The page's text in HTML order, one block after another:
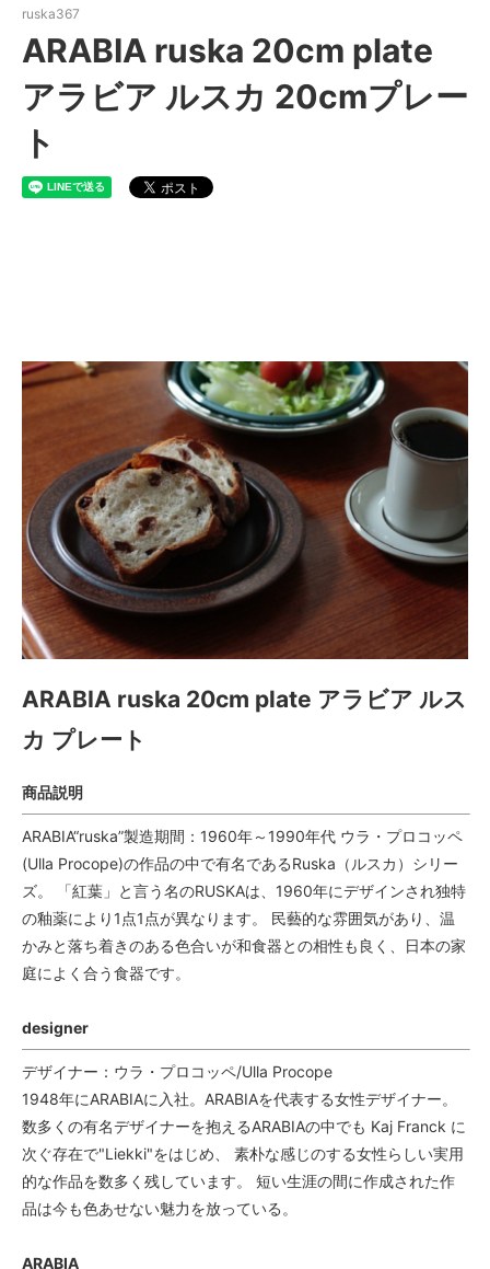
ruska367
ARABIA ruska 20cm plate
アラビア ルスカ 20cmプレー
ト
ARABIA ruska 20cm plate アラビア ルス
カ プレート
商品説明
ARABIA“ruska”製造期間：1960年～1990年代 ウラ・プロコッペ
(Ulla Procope)の作品の中で有名であるRuska（ルスカ）シリー
ズ。 「紅葉」と言う名のRUSKAは、1960年にデザインされ独特
の釉薬により1点1点が異なります。 民藝的な雰囲気があり、温
かみと落ち着きのある色合いが和食器との相性も良く、日本の家
庭によく合う食器です。
designer
デザイナー：ウラ・プロコッペ/Ulla Procope
1948年にARABIAに入社。ARABIAを代表する女性デザイナー。
数多くの有名デザイナーを抱えるARABIAの中でも Kaj Franck に
次ぐ存在で"Liekki"をはじめ、 素朴な感じのする女性らしい実用
的な作品を数多く残しています。 短い生涯の間に作成された作
品は今も色あせない魅力を放っている。
ARABIA